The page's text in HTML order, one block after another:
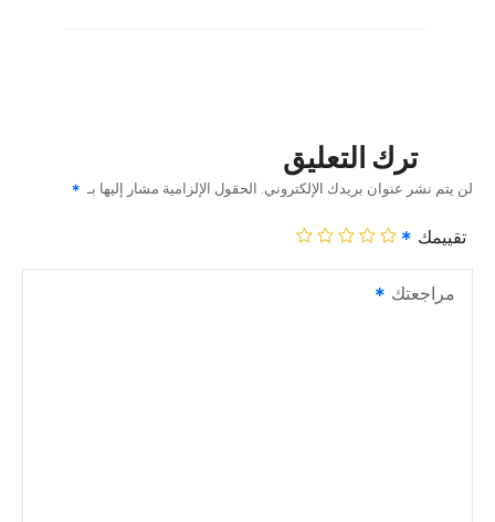
ترك التعليق
لن يتم نشر عنوان بريدك الإلكتروني. الحقول الإلزامية مشار إليها بـ
تقييمك
مراجعتك